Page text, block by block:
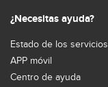
¿Necesitas ayuda?
Estado de los servicios
APP móvil
Centro de ayuda